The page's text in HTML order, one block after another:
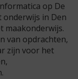
op De
in Den
maakonderwijs.
van opdrachten,
zijn voor het